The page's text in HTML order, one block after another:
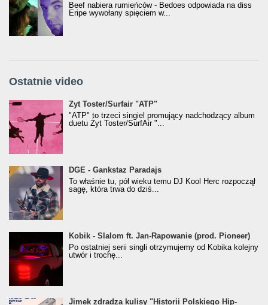
Beef nabiera rumieńców - Bedoes odpowiada na diss
Eripe wywołany spięciem w...
Ostatnie video
Żyt Toster/SurfAir - ATP VIDEO
Żyt Toster/Surfair "ATP"
"ATP" to trzeci singiel promujący nadchodzący album
duetu Żyt Toster/SurfAir "...
donGURALesko z nagrodą za
Klasyczny/Trueschoolowy Album Roku
(Popkillery 2023)
DGE - Gankstaz Paradajs
To właśnie tu, pół wieku temu DJ Kool Herc rozpoczął
sagę, która trwa do dziś...
Kobik - Slalom ft. Jan-Rapowanie (prod. Pioneer)
[Official Music Visualiser]
Kobik - Slalom ft. Jan-Rapowanie (prod. Pioneer)
Po ostatniej serii singli otrzymujemy od Kobika kolejny
utwór i trochę...
Jimek zdradza kulisy "Historii Polskiego Hip-
Jimek zdradza kulisy "Historii Polskiego Hip-